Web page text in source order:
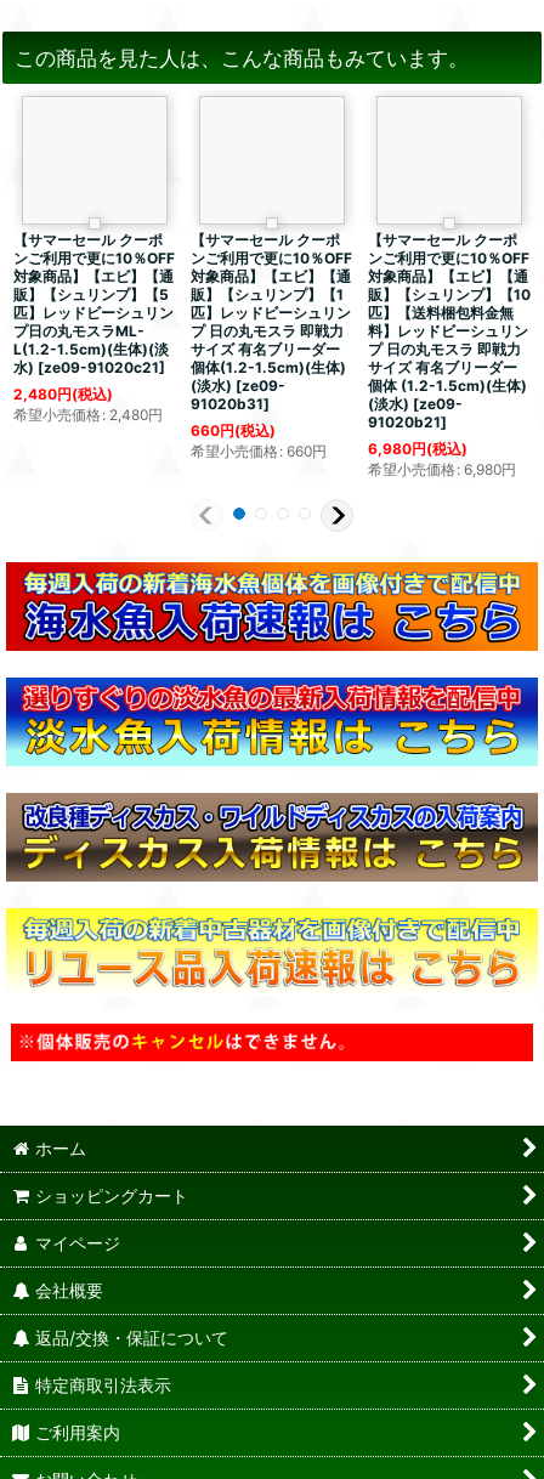
この商品を見た人は、こんな商品もみています。
【サマーセール クーポ
ンご利用で更に10％OFF
対象商品】【エビ】【通
販】【シュリンプ】【5
匹】レッドビーシュリン
プ日の丸モスラML-
L(1.2-1.5cm)(生体)(淡
水) [ze09-91020c21]
2,480円(税込)
希望小売価格: 2,480円
【サマーセール クーポ
ンご利用で更に10％OFF
対象商品】【エビ】【通
販】【シュリンプ】【1
匹】レッドビーシュリン
プ 日の丸モスラ 即戦力
サイズ 有名ブリーダー
個体(1.2-1.5cm)(生体)
(淡水) [ze09-
91020b31]
660円(税込)
希望小売価格: 660円
【サマーセール クーポ
ンご利用で更に10％OFF
対象商品】【エビ】【通
販】【シュリンプ】【10
匹】【送料梱包料金無
料】レッドビーシュリン
プ 日の丸モスラ 即戦力
サイズ 有名ブリーダー
個体 (1.2-1.5cm)(生体)
(淡水) [ze09-
91020b21]
6,980円(税込)
希望小売価格: 6,980円
ホーム
ショッピングカート
マイページ
会社概要
返品/交換・保証について
特定商取引法表示
ご利用案内